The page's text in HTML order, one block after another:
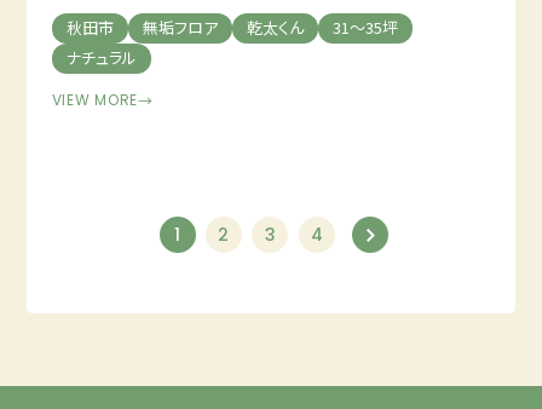
秋田市 無垢フロア 乾太くん
31～35坪
ナチュラル
VIEW MORE→
1 2 3 4